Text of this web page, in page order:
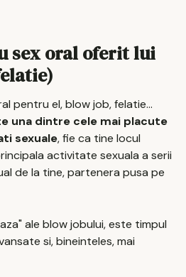
sex oral oferit lui
pentru el, blow job, felatie...
una dintre cele mai placute
sexuale, fie ca tine locul
activitate sexuala a serii
de la tine, partenera pusa pe
ale blow jobului, este timpul
si, bineinteles, mai